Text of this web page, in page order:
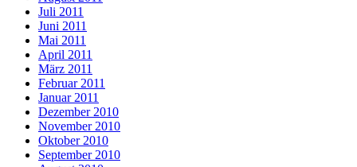
Juli 2011
Juni 2011
Mai 2011
April 2011
März 2011
Februar 2011
Januar 2011
Dezember 2010
November 2010
Oktober 2010
September 2010